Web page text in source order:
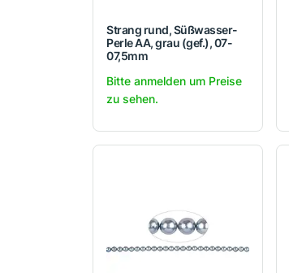
Strang rund, Süßwasser-
Perle AA, grau (gef.), 07-
07,5mm
Bitte anmelden um Preise
zu sehen.